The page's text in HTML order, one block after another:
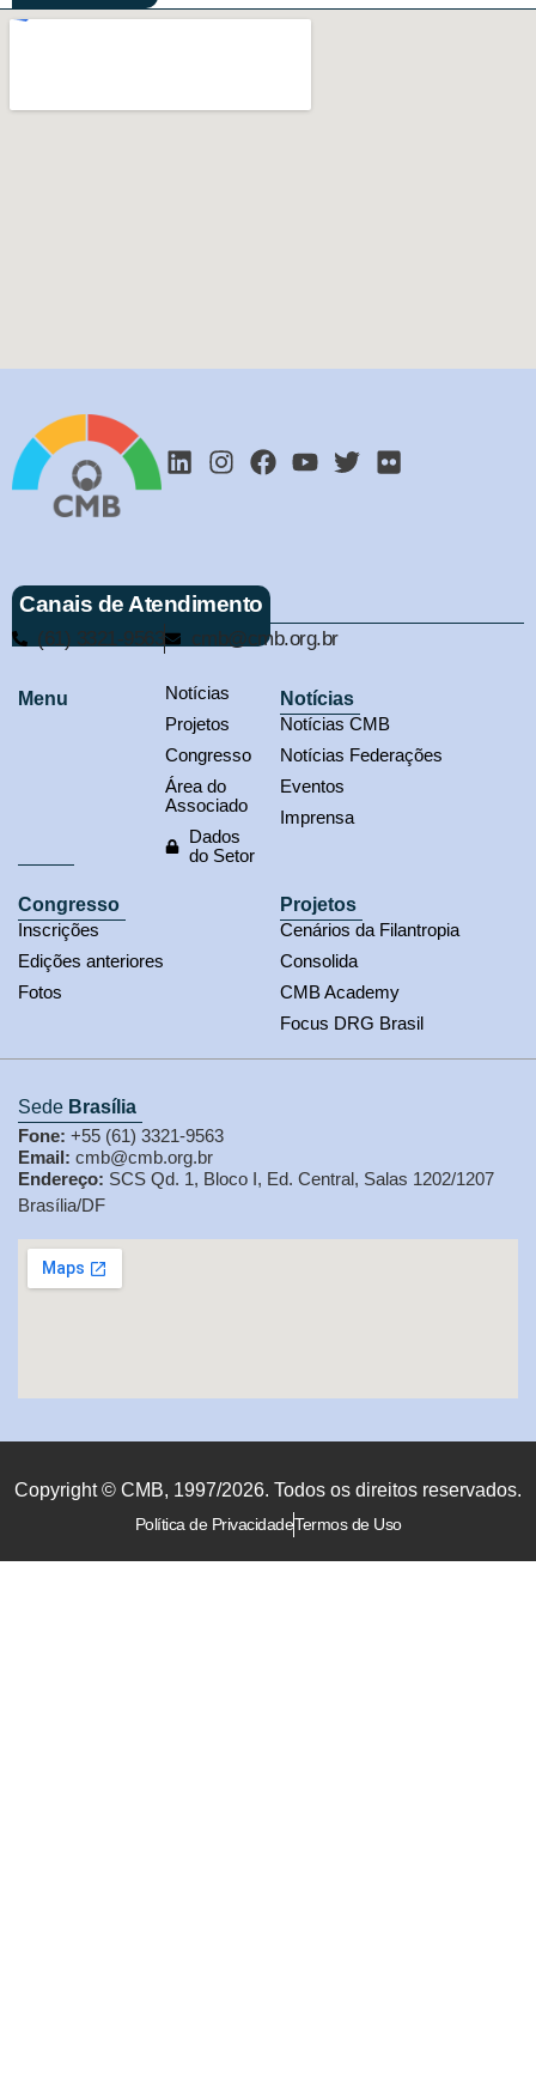
Canais de Atendimento
(61) 3321-9563 cmb@cmb.org.br
Menu
Notícias
Projetos
Congresso
Área do
Associado
Dados
do Setor
Notícias
Notícias CMB
Notícias Federações
Eventos
Imprensa
Congresso
Inscrições
Edições anteriores
Fotos
Projetos
Cenários da Filantropia
Consolida
CMB Academy
Focus DRG Brasil
Sede Brasília
Fone: +55 (61) 3321-9563
Email: cmb@cmb.org.br
Endereço: SCS Qd. 1, Bloco I, Ed. Central, Salas 1202/1207
Brasília/DF
Copyright © CMB, 1997/2026. Todos os direitos reservados.
Política de PrivacidadeTermos de Uso